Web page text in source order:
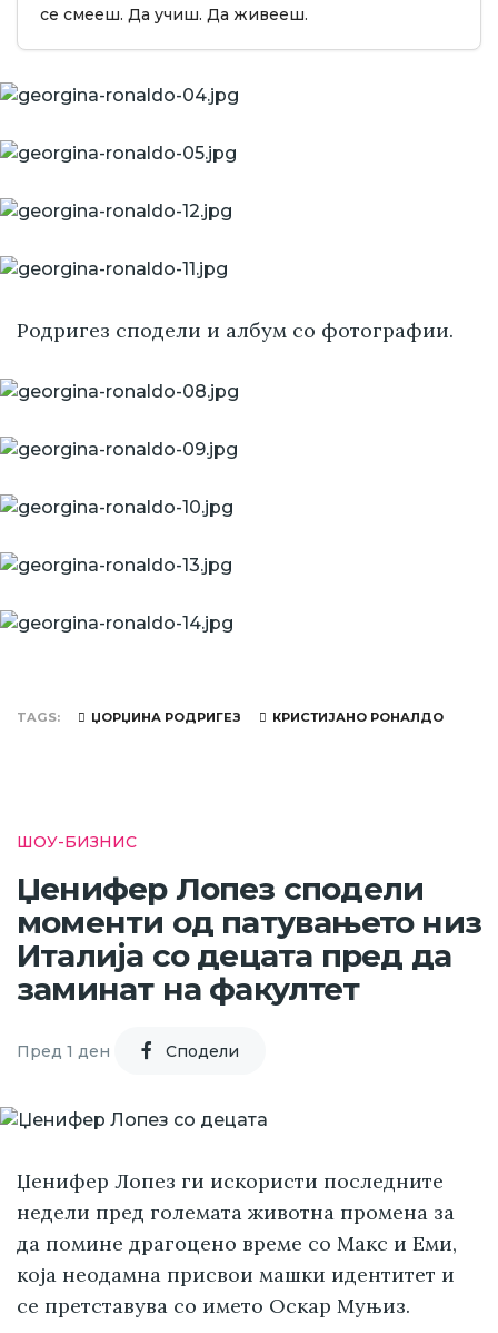
се смееш. Да учиш. Да живееш.
Родригез сподели и албум со фотографии.
TAGS ЏОРЏИНА РОДРИГЕЗ КРИСТИЈАНО РОНАЛДО
ШОУ-БИЗНИС
Џенифер Лопез сподели
моменти од патувањето низ
Италија со децата пред да
заминат на факултет
Пред 1 ден Cподели
Џенифер Лопез ги искористи последните
недели пред големата животна промена за
да помине драгоцено време со Макс и Еми,
која неодамна присвои машки идентитет и
се претставува со името Оскар Муњиз.